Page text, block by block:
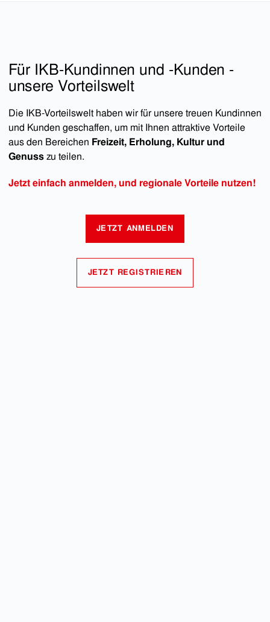
Für IKB-Kundinnen und -Kunden -
unsere Vorteilswelt
Die IKB-Vorteilswelt haben wir für unsere treuen Kundinnen
und Kunden geschaffen, um mit Ihnen attraktive Vorteile
aus den Bereichen Freizeit, Erholung, Kultur und
Genusszu teilen.
Jetzt einfach anmelden, und regionale Vorteile nutzen!
JETZT ANMELDEN
JETZT REGISTRIEREN